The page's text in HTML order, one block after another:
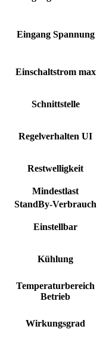
Eingang Spannung
Einschaltstrom max
Schnittstelle
Regelverhalten UI
Restwelligkeit
Mindestlast
StandBy-Verbrauch
Einstellbar
Kühlung
Temperaturbereich
Betrieb
Wirkungsgrad